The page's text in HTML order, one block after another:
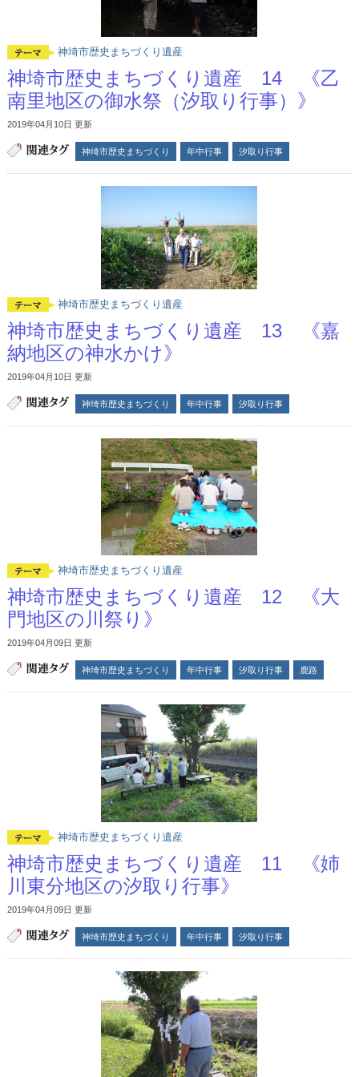
神埼市歴史まちづくり遺産
神埼市歴史まちづくり遺産 14 《乙
南里地区の御水祭（汐取り行事）》
2019年04月10日 更新
神埼市歴史まちづくり 年中行事 汐取り行事
神埼市歴史まちづくり遺産
神埼市歴史まちづくり遺産 13 《嘉
納地区の神水かけ》
2019年04月10日 更新
神埼市歴史まちづくり 年中行事 汐取り行事
神埼市歴史まちづくり遺産
神埼市歴史まちづくり遺産 12 《大
門地区の川祭り》
2019年04月09日 更新
神埼市歴史まちづくり 年中行事 汐取り行事 鹿路
神埼市歴史まちづくり遺産
神埼市歴史まちづくり遺産 11 《姉
川東分地区の汐取り行事》
2019年04月09日 更新
神埼市歴史まちづくり 年中行事 汐取り行事